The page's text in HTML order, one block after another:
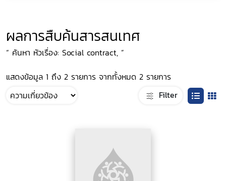
ผลการสืบค้นสารสนเทศ
“ ค้นหา หัวเรื่อง: Social contract, ”
แสดงข้อมูล 1 ถึง 2 รายการ จากทั้งหมด 2 รายการ
Filter